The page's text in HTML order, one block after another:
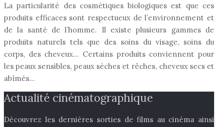
La particularité des cosmétiques biologiques est que ces
produits efficaces sont respectueux de l’environnement et
de la santé de l’homme. Il existe plusieurs gammes de
produits naturels tels que des soins du visage, soins du
corps, des cheveux… Certains produits conviennent pour
les peaux sensibles, peaux sèches et rêches, cheveux secs et
abîmés…
Actualité cinématographique
Découvrez les dernières sorties de films au cinéma ainsi